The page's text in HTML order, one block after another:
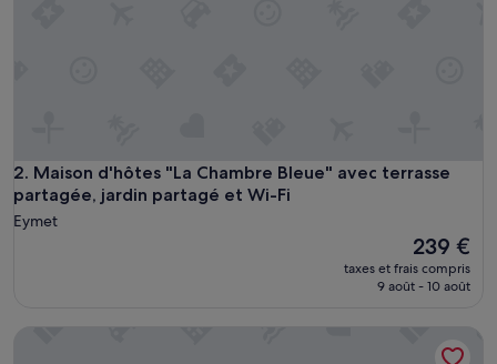
2. Maison d'hôtes "La Chambre Bleue" avec terrasse
partagée, jardin partagé et Wi-Fi
Maison d'hôtes "La Chambre Bleue" avec terrasse
Eymet
Le
nouveau
prix
239 €
taxes et frais compris
9 août - 10 août